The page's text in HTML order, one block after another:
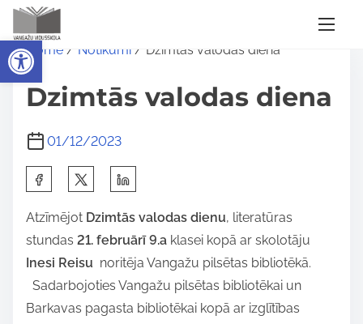
Open toolbar
i
Home / Notikumi / Dzimtās valodas diena
Dzimtās valodas diena
01/12/2023
a
r
e
h
Atzīmējot Dzimtās valodas dienu, literatūras
stundas 21. februārī 9.a klasei kopā ar skolotāju
Inesi Reisu noritēja Vangažu pilsētas bibliotēkā.
Sadarbojoties Vangažu pilsētas bibliotēkai un
Barkavas pagasta bibliotēkai kopā ar izglītības